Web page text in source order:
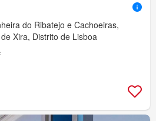
do Ribatejo e Cachoeiras,
Xira, Distrito de Lisboa